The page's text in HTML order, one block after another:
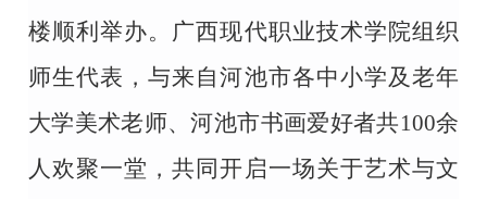
楼顺利举办。广西现代职业技术学院组织
师生代表，与来自河池市各中小学及老年
大学美术老师、河池市书画爱好者共100余
人欢聚一堂，共同开启一场关于艺术与文